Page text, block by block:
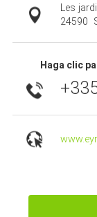
Les
24590
Haga clic